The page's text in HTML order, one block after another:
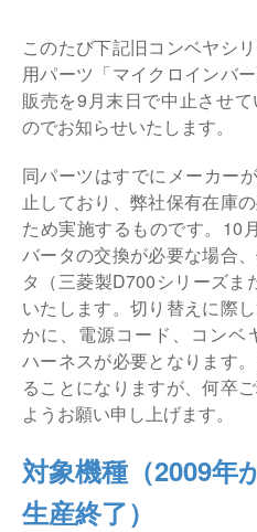
パレタイズ・デパレタイズ
バンニング・デバンニング
バーチカル装置（垂直搬送
周辺機器
事業紹介
沿革
オークラの取組み
オークラ育英財団
プライバシーポリシー
サイトポリシー
このたび下記旧コンベヤシ
用パーツ「マイクロインバ
販売を9月末日で中止させ
のでお知らせいたします。
同パーツはすでにメーカー
止しており、弊社保有在庫
ため実施するものです。10
バータの交換が必要な場合
タ（三菱製D700シリーズ
いたします。切り替えに際
かに、電源コード、コンベ
ハーネスが必要となります
ることになりますが、何卒
ようお願い申し上げます。
対象機種（2009年
生産終了）